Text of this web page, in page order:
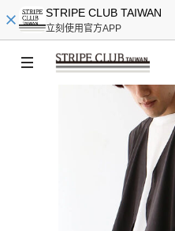
STRIPE CLUB TAIWAN
立刻使用官方APP